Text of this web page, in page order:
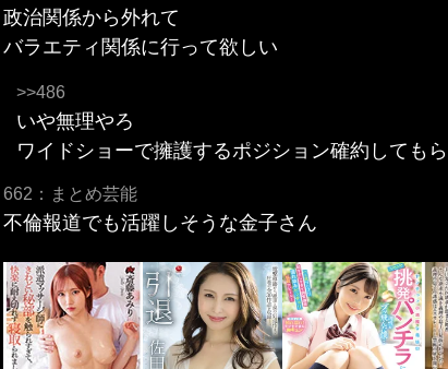
政治関係から外れて
バラエティ関係に行って欲しい
>>486
いや無理やろ
ワイドショーで擁護するポジション確約しても
662：まとめ芸能
不倫報道でも活躍しそうな金子さん